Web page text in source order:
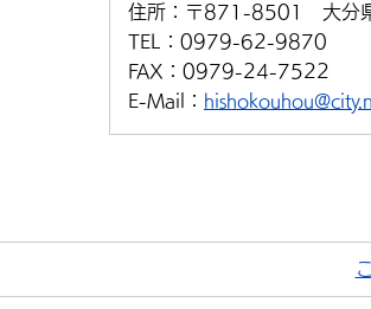
住所： 〒871-8501 大分
TEL： 0979-62-9870
FAX： 0979-24-7522
E-Mail：